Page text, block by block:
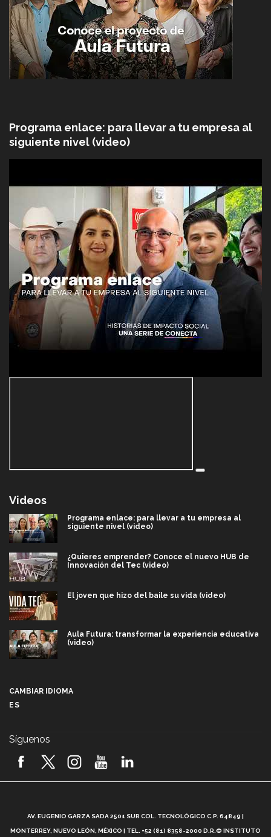
Programa enlace: para llevar a tu empresa al
siguiente nivel (video)
Videos
Programa enlace: para llevar a tu empresa al
siguiente nivel (video)
¿Quieres emprender? Conoce el nuevo HUB de
Innovación del Tec (video)
El joven que hizo del baile su vida (video)
Aula Futura: transformar la experiencia educativa
(video)
2026! (video)
¿Cómo es el Modelo Educativo Tec? (video)
CAMBIAR IDIOMA
ES
Síguenos
AV. EUGENIO GARZA SADA 2501 SUR COL. TECNOLÓGICO C.P. 64849 |
MONTERREY, NUEVO LEÓN, MÉXICO | TEL. +52 (81) 8358-2000 D.R.© INSTITUTO